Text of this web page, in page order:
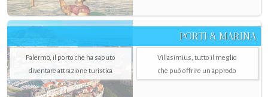
PORTI & MARINA
Palermo, il porto che ha saputo
diventare attrazione turistica
Villasimius, tutto il meglio
che può offrire un approdo